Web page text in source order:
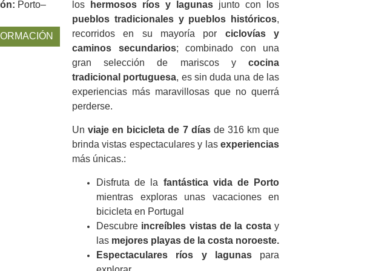
Porto–
los
hermosos ríos y lagunas junto con los
pueblos tradicionales y pueblos históricos,
recorridos en su mayoría por ciclovías y
caminos secundarios; combinado con una
gran selección de mariscos y cocina
tradicional portuguesa, es sin duda una de las
experiencias más maravillosas que no querrá
perderse.
Unviaje en bicicleta de 7 díasde 316 km que
brinda vistas espectaculares y las experiencias
más únicas.:
Disfruta de la fantástica vida de Porto
mientras exploras unas vacaciones en
bicicleta en Portugal
Descubre increíbles vistas de la costay
las mejores playas de la costa noroeste.
Espectaculares ríos y lagunaspara